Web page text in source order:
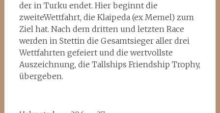
der in Turku endet. Hier beginnt die
zweiteWettfahrt, die Klaipeda (ex Memel) zum
Ziel hat. Nach dem dritten und letzten Race
werden in Stettin die Gesamtsieger aller drei
Wettfahrten gefeiert und die wertvollste
Auszeichnung, die Tallships Friendship Trophy,
übergeben.